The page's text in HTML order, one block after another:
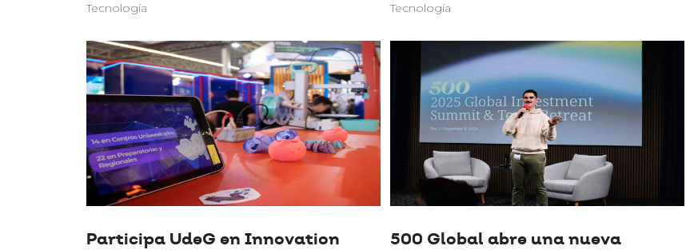
Tecnología Tecnología
Participa UdeG en Innovation
500 Global abre una nueva